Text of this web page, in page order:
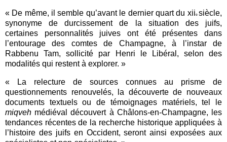
« De même, il semble qu’avant le dernier quart du xiiesiècle,
synonyme de durcissement de la situation des juifs,
certaines personnalités juives ont été présentes dans
’entourage des comtes de Champagne, à l ’instar de
Rabbenu Tam, sollicité par Henri le Libéral, selon des
modalités qui restent à explorer. »
« La relecture de sources connues au prisme de
questionnements renouvelés, la découverte de nouveaux
documents textuels ou de témoignages matériels, tel le
miqveh médiéval découvert à Châlons-en-Champagne, les
tendances récentes de la recherche historique appliquées à
’histoire des juifs en Occident, seront ainsi exposées aux